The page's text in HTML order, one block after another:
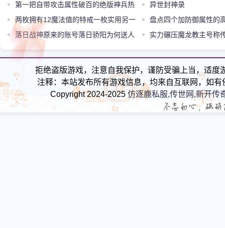
那么大
玩家收获颇丰
第一把自带攻击属性破百的绝版神兵热
血战刃
异世封神录
两枚拥有12魔法值的特戒一枚实用另一
枚鸡肋
盘点四个加防御属性的
吉柯德的最强
落日战神原来的账号落日骄阳为何送人
原来英雄没选对
实力碾压魔龙教主号称
火龙
拒绝盗版游戏，注意自我保护，谨防受骗上当，适
注释：本站发布所有游戏信息，均来自互联网，如
Copyright 2024-2025仿逐鹿私服,传世网,新开传